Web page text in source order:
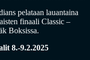
pelataan lauantaina
finaali Classic –
Boksissa.
8.-9.2.2025